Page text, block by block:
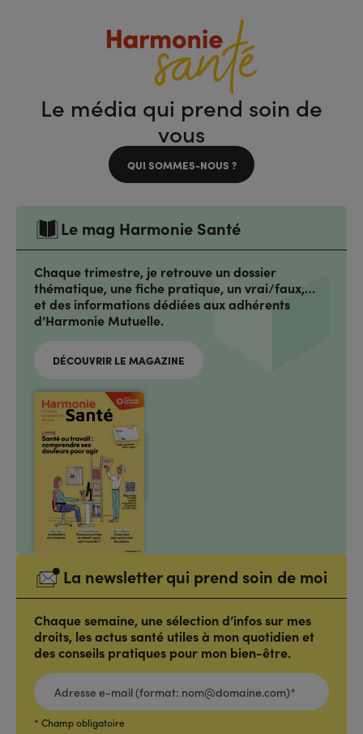
Le média qui prend soin de
vous
QUI SOMMES-NOUS ?
Le mag Harmonie Santé
Chaque trimestre, je retrouve un dossier
thématique, une fiche pratique, un vrai/faux,…
et des informations dédiées aux adhérents
d’Harmonie Mutuelle.
DÉCOUVRIR LE MAGAZINE
La newsletter qui prend soin de moi
Chaque semaine, une sélection d’infos sur mes
droits, les actus santé utiles à mon quotidien et
des conseils pratiques pour mon bien-être.
ADRESSE
E-
MAIL
(FORMAT:
NOM@DOMAINE.COM)*
* Champ obligatoire